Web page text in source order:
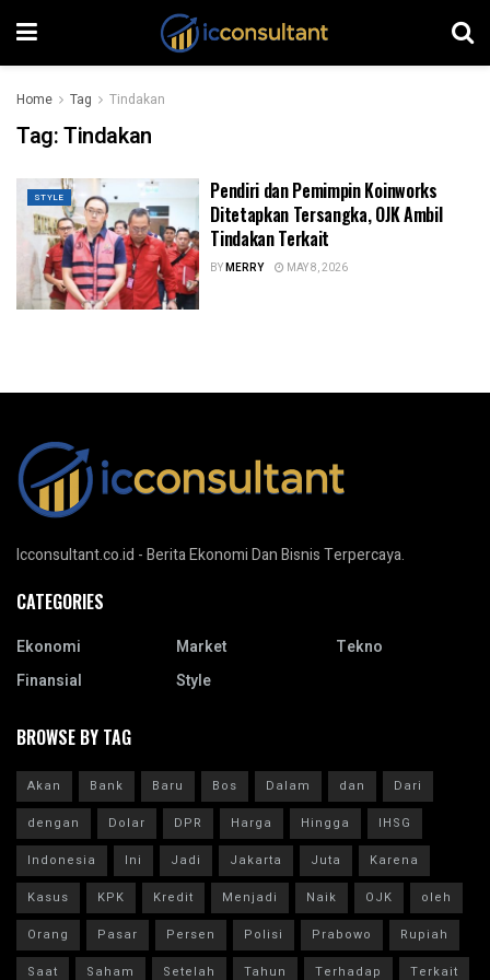
Home Tag Tindakan
Tag:Tindakan
STYLE
Pendiri dan Pemimpin Koinworks
Ditetapkan Tersangka, OJK Ambil
Tindakan Terkait
BYMERRY MAY 8, 2026
Icconsultant.co.id - Berita Ekonomi Dan Bisnis Terpercaya.
CATEGORIES
Ekonomi
Finansial
Market
Style
Tekno
BROWSE BY TAG
Akan Bank Baru Bos Dalam dan
Dari
dengan
Dolar DPR Harga Hingga
IHSG
Indonesia
Ini Jadi Jakarta Juta
Karena
Kasus
KPK Kredit Menjadi Naik OJK
oleh
Orang
Pasar Persen Polisi Prabowo
Rupiah
Saat
Saham Setelah Tahun Terhadap Terkait